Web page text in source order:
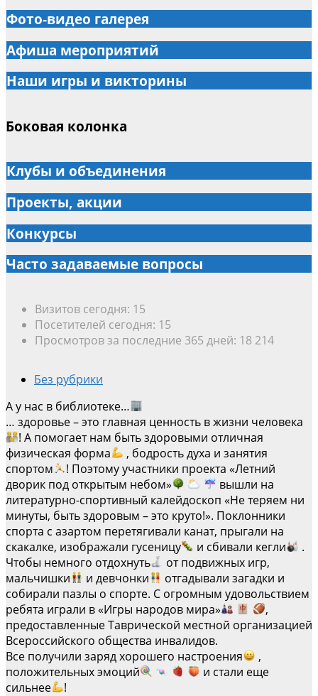
Фото-видео галерея
Афиша мероприятий
Наши игры и викторины
Боковая колонка
Клубы и объединения
Проекты, акции
Конкурсы
Часто задаваемые вопросы
Визитов сегодня: 15
Посетителей сегодня: 15
Просмотров за последние 365 дней: 18 214
Без рубрики
А у нас в библиотеке…
… здоровье – это главная ценность в жизни человека
! А помогает нам быть здоровыми отличная
физическая форма
, бодрость духа и занятия
спортом
! Поэтому участники проекта «Летний
дворик под открытым небом»
вышли на
литературно-спортивный калейдоскоп «Не теряем ни
минуты, быть здоровым – это круто!». Поклонники
спорта с азартом перетягивали канат, прыгали на
скакалке, изображали гусеницу
и сбивали кегли
.
Чтобы немного отдохнуть
от подвижных игр,
мальчишки
и девчонки
отгадывали загадки и
собирали пазлы о спорте. С огромным удовольствием
ребята играли в «Игры народов мира»
,
предоставленные Таврической местной организацией
Всероссийского общества инвалидов.
Все получили заряд хорошего настроения
,
положительных эмоций
и стали еще
сильнее
!